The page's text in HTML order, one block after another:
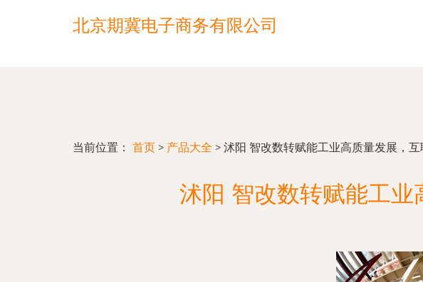
北京期冀电子商务有限公司
当前位置： 首页 > 产品大全 > 沭阳 智改数转赋能工业高质量发展，
沭阳 智改数转赋能工